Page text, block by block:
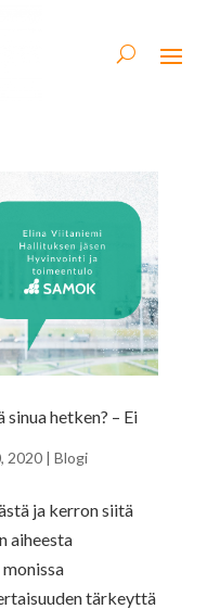
hetken? – Ei
2020| Blogi
ja kerron siitä
aiheesta
tärkeyttä